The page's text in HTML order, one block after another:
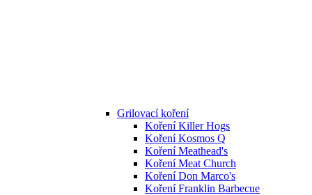
Grilovací koření
Koření Killer Hogs
Koření Kosmos Q
Koření Meathead's
Koření Meat Church
Koření Don Marco's
Koření Franklin Barbecue